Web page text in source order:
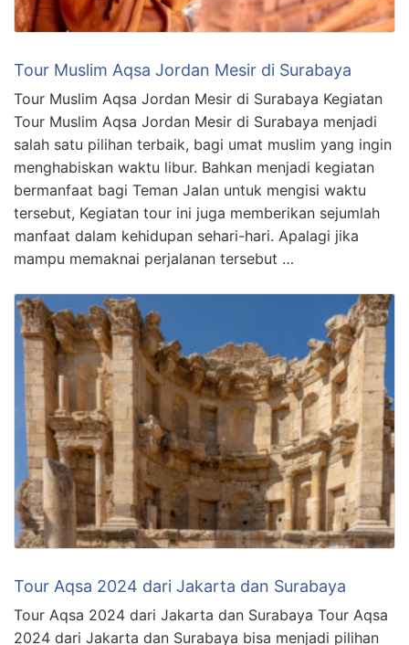
Tour Muslim Aqsa Jordan Mesir di Surabaya
Tour Muslim Aqsa Jordan Mesir di Surabaya Kegiatan
Tour Muslim Aqsa Jordan Mesir di Surabaya menjadi
salah satu pilihan terbaik, bagi umat muslim yang ingin
menghabiskan waktu libur. Bahkan menjadi kegiatan
bermanfaat bagi Teman Jalan untuk mengisi waktu
tersebut, Kegiatan tour ini juga memberikan sejumlah
manfaat dalam kehidupan sehari-hari. Apalagi jika
mampu memaknai perjalanan tersebut …
Tour Aqsa 2024 dari Jakarta dan Surabaya
Tour Aqsa 2024 dari Jakarta dan Surabaya Tour Aqsa
2024 dari Jakarta dan Surabaya bisa menjadi pilihan